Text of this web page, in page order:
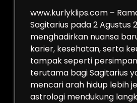
www.kurlyklips.com –
Sagitarius pada 2 Agustus
menghadirkan nuansa
karier, kesehatan, serta
tampak seperti
terutama bagi Sagitarius
mencari arah hidup lebih
astrologi mendukung